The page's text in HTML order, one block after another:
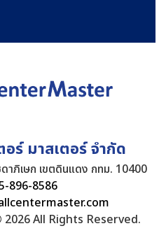
ร์ มาสเตอร์ จำกัด
าภิเษก เขตดินแดง กทม. 10400
896-8586
All Rights Reserved.